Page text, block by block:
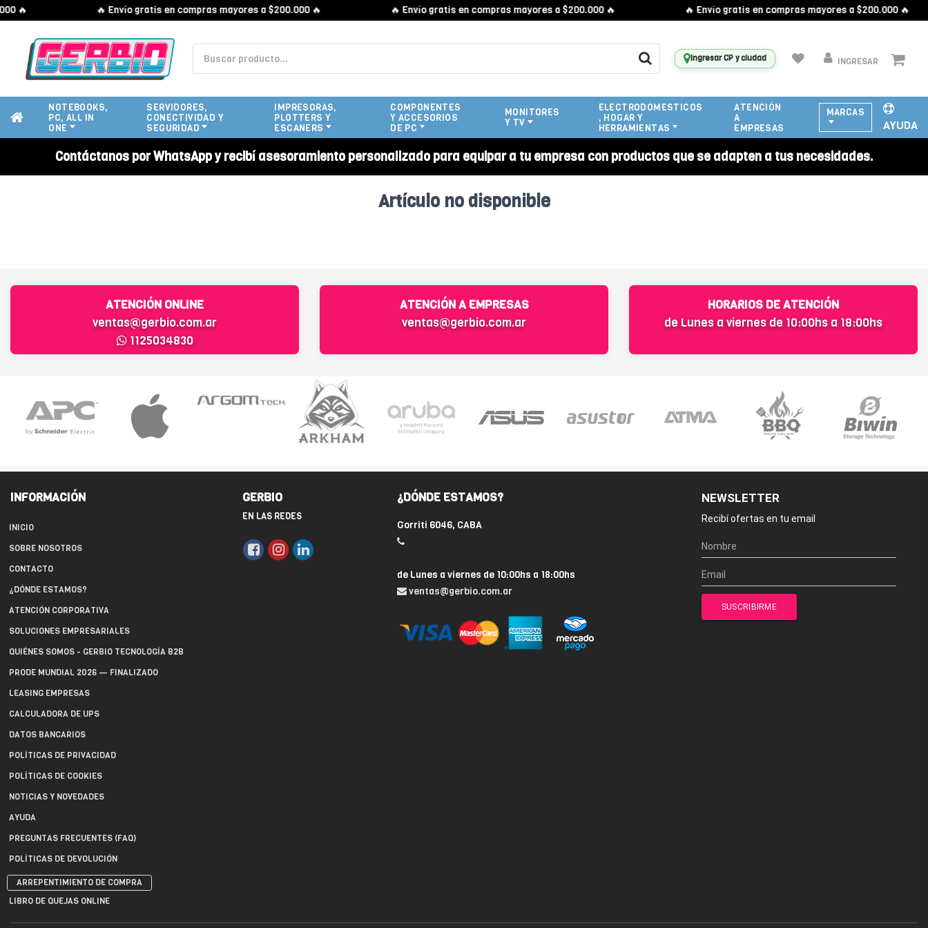
🔥 🔥 Envío gratis en compras mayores a $200.000 🔥 🔥 Envío gratis en compras mayores a $200.000 🔥 🔥 Envío gratis en compras mayores a $200.000 🔥
Ingresar CP y ciudad INGRESAR
NOTEBOOKS,
PC, ALL IN
ONE
SERVIDORES,
CONECTIVIDAD Y
SEGURIDAD
IMPRESORAS,
PLOTTERS Y
ESCANERS
COMPONENTES
Y ACCESORIOS
DE PC
MONITORES
Y TV
ELECTRODOMESTICOS
, HOGAR Y
HERRAMIENTAS
ATENCIÓN
A
EMPRESAS
MARCAS
AYUDA
Contáctanos por WhatsApp y recibí asesoramiento personalizado para equipar a tu empresa con productos que se adapten a tus necesidades.
Artículo no disponible
ATENCIÓN ONLINE
ventas@gerbio.com.ar
1125034830
ATENCIÓN A EMPRESAS
ventas@gerbio.com.ar
HORARIOS DE ATENCIÓN
de Lunes a viernes de 10:00hs a 18:00hs
INFORMACIÓN
INICIO
SOBRE NOSOTROS
CONTACTO
¿DÓNDE ESTAMOS?
ATENCIÓN CORPORATIVA
SOLUCIONES EMPRESARIALES
QUIÉNES SOMOS - GERBIO TECNOLOGÍA B2B
PRODE MUNDIAL 2026 — FINALIZADO
LEASING EMPRESAS
CALCULADORA DE UPS
DATOS BANCARIOS
POLÍTICAS DE PRIVACIDAD
POLÍTICAS DE COOKIES
NOTICIAS Y NOVEDADES
AYUDA
PREGUNTAS FRECUENTES (FAQ)
POLÍTICAS DE DEVOLUCIÓN
ARREPENTIMIENTO DE COMPRA
LIBRO DE QUEJAS ONLINE
GERBIO
EN LAS REDES
¿DÓNDE ESTAMOS?
Gorriti 6046, CABA
de Lunes a viernes de 10:00hs a 18:00hs
ventas@gerbio.com.ar
NEWSLETTER
Recibí ofertas en tu email